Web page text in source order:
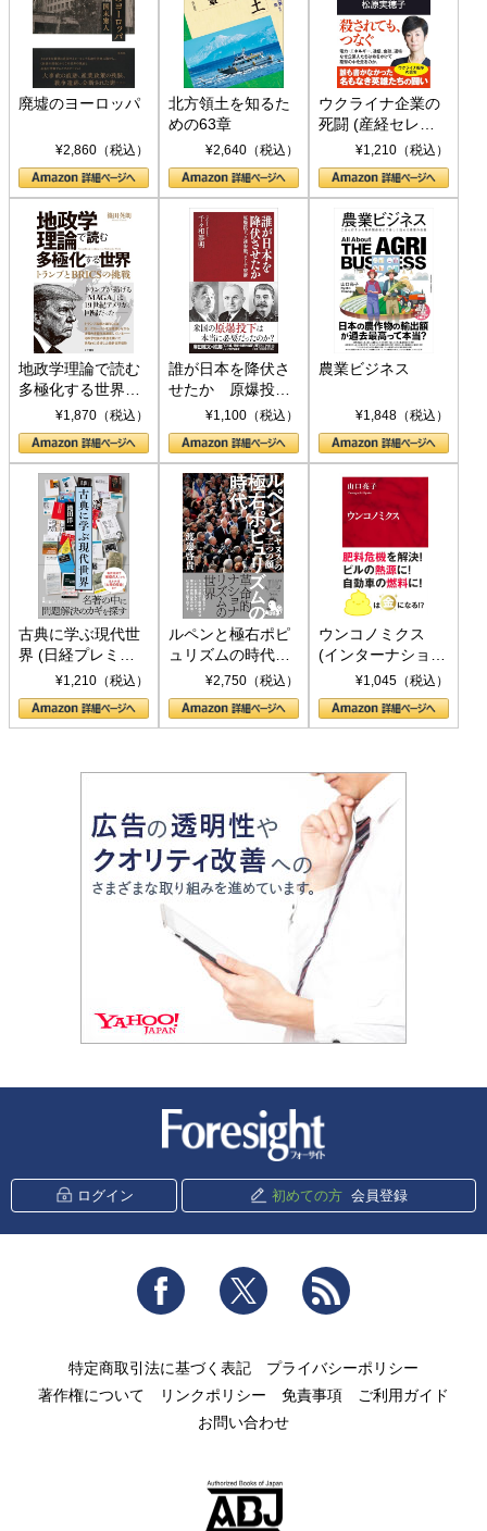
廃墟のヨーロッパ
¥2,860（税込）
北方領土を知るた
めの63章
¥2,640（税込）
ウクライナ企業の
死闘 (産経セレク
ト S 039)¥1,210（税込）
地政学理論で読む
多極化する世界：
トランプとBRICS
の挑戦
¥1,870（税込）
誰が日本を降伏さ
せたか 原爆投
下、ソ連参戦、そ
して聖断 (PHP新
書)
¥1,100（税込）
農業ビジネス
¥1,848（税込）
古典に学ぶ現代世
界 (日経プレミア
シリーズ)¥1,210（税込）
ルペンと極右ポピ
ュリズムの時代：
〈ヤヌス〉の二つ
の顔
¥2,750（税込）
ウンコノミクス
(インターナショナ
ル新書)¥1,045（税込）
ログイン 初めての方 会員登録
Facebook Twitter
特定商取引法に基づく表記
プライバシーポリシー
著作権について
リンクポリシー 免責事項
ご利用ガイド
お問い合わせ